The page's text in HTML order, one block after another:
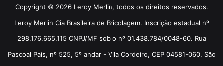
Copyright © 2026 Leroy Merlin, todos os direitos reservados.
Leroy Merlin Cia Brasileira de Bricolagem. Inscrição estadual nº
298.176.665.115 CNPJ/MF sob o nº 01.438.784/0048-60. Rua
Pascoal Pais, nº 525, 5º andar - Vila Cordeiro, CEP 04581-060, São